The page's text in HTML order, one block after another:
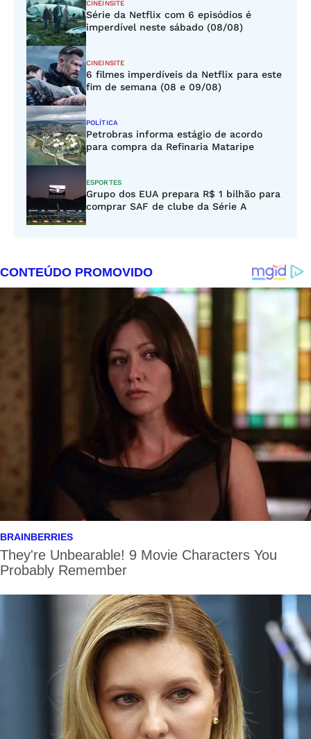
CINEINSITE
Série da Netflix com 6 episódios é
imperdível neste sábado (08/08)
CINEINSITE
6 filmes imperdíveis da Netflix para este
fim de semana (08 e 09/08)
POLÍTICA
Petrobras informa estágio de acordo
para compra da Refinaria Mataripe
ESPORTES
Grupo dos EUA prepara R$ 1 bilhão para
comprar SAF de clube da Série A